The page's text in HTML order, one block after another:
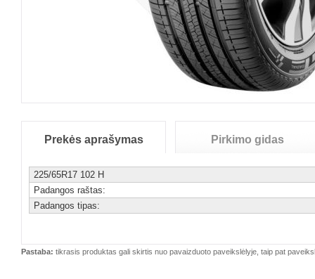
Prekės aprašymas Pirkimo gidas
225/65R17 102 H
Padangos raštas:
Padangos tipas:
Pastaba: tikrasis produktas gali skirtis nuo pavaizduoto paveikslėlyje, taip pat